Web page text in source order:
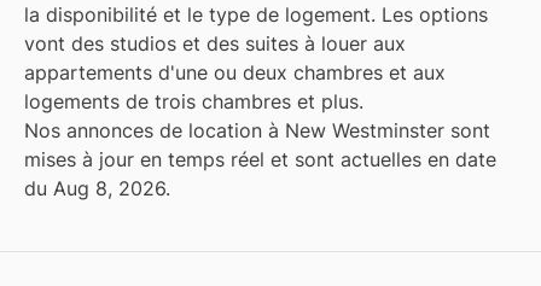
la disponibilité et le type de logement. Les options
vont des studios et des suites à louer aux
appartements d'une ou deux chambres et aux
logements de trois chambres et plus.
Nos annonces de location à New Westminster sont
mises à jour en temps réel et sont actuelles en date
du Aug 8, 2026.